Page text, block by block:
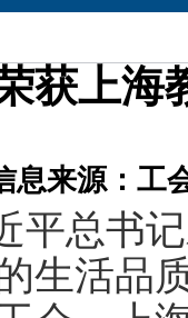
获上海
息来源：工
平总书
生活品